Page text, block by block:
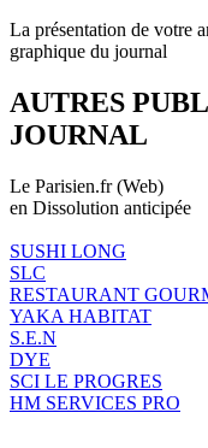
La présentation de votre
graphique du journal
AUTRES
JOURNAL
Le Parisien.fr (Web)
en Dissolution anticipée
SUSHI LONG
SLC
RESTAURANT
YAKA HABITAT
S.E.N
DYE
SCI LE PROGRES
HM SERVICES PRO